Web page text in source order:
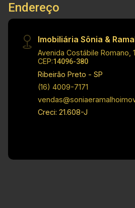
Endereço
Imobiliária Sônia &
Avenida Costábile Romano,
CEP:14096-380
Ribeirão Preto - SP
(16) 4009-7171
Creci: 21.608-J